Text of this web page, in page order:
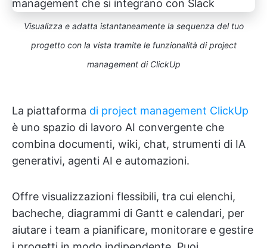
Visualizza e adatta istantaneamente la sequenza del tuo
progetto con la vista tramite le funzionalità di project
management di ClickUp
La piattaforma di project management ClickUp
è uno spazio di lavoro AI convergente che
combina documenti, wiki, chat, strumenti di IA
generativi, agenti AI e automazioni.
Offre visualizzazioni flessibili, tra cui elenchi,
bacheche, diagrammi di Gantt e calendari, per
aiutare i team a pianificare, monitorare e gestire